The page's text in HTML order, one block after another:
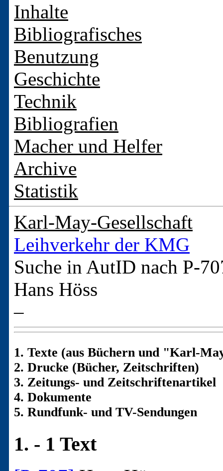
Inhalte
Bibliografisches
Benutzung
Geschichte
Technik
Bibliografien
Macher und Helfer
Archive
Statistik
Karl-May-Gesellschaft
Leihverkehr der KMG
Suche in AutID nach P-
Hans Höss
–
1. Texte (aus Büchern und "Karl-
2. Drucke (Bücher, Zeitschriften)
3. Zeitungs- und Zeitschriftenartikel
4. Dokumente
5. Rundfunk- und TV-Sendungen
1. - 1 Text